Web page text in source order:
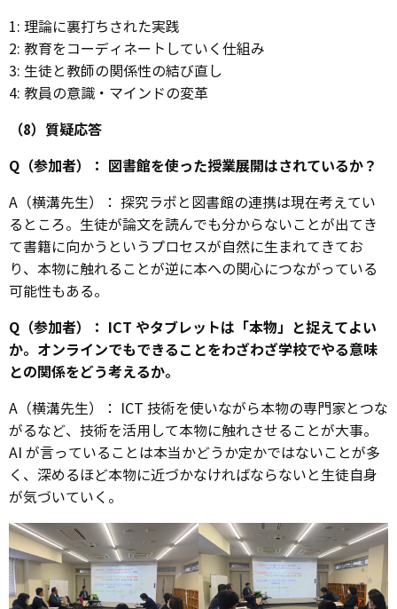
1: 理論に裏打ちされた実践
2: 教育をコーディネートしていく仕組み
3: 生徒と教師の関係性の結び直し
4: 教員の意識・マインドの変革
（8）質疑応答
Q（参加者）： 図書館を使った授業展開はされているか？
A（横溝先生）： 探究ラボと図書館の連携は現在考えてい
るところ。生徒が論文を読んでも分からないことが出てき
て書籍に向かうというプロセスが自然に生まれてきてお
り、本物に触れることが逆に本への関心につながっている
可能性もある。
Q（参加者）： ICT やタブレットは「本物」と捉えてよい
か。オンラインでもできることをわざわざ学校でやる意味
との関係をどう考えるか。
A（横溝先生）： ICT 技術を使いながら本物の専門家とつな
がるなど、技術を活用して本物に触れさせることが大事。
AI が言っていることは本当かどうか定かではないことが多
く、深めるほど本物に近づかなければならないと生徒自身
が気づいていく。